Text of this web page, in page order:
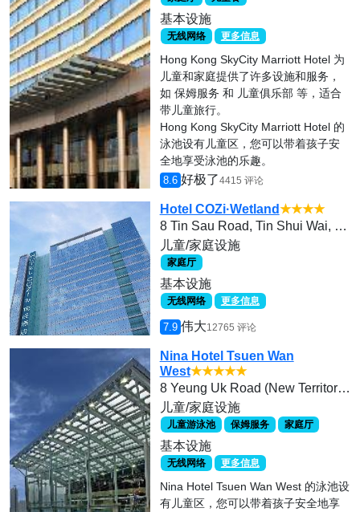
基本设施
无线网络 更多信息
Hong Kong SkyCity Marriott Hotel 为
儿童和家庭提供了许多设施和服务，
如 保姆服务 和 儿童俱乐部 等，适合
带儿童旅行。
Hong Kong SkyCity Marriott Hotel 的
泳池设有儿童区，您可以带着孩子安
全地享受泳池的乐趣。
8.6 好极了4415 评论
Hotel COZi·Wetland★★★★
8 Tin Sau Road, Tin Shui Wai, Yuen Long
儿童/家庭设施
家庭厅
基本设施
无线网络 更多信息
7.9 伟大12765 评论
Nina Hotel Tsuen Wan
West★★★★★
8 Yeung Uk Road (New Territories)
儿童/家庭设施
儿童游泳池 保姆服务 家庭厅
基本设施
无线网络 更多信息
Nina Hotel Tsuen Wan West 的泳池设
有儿童区，您可以带着孩子安全地享